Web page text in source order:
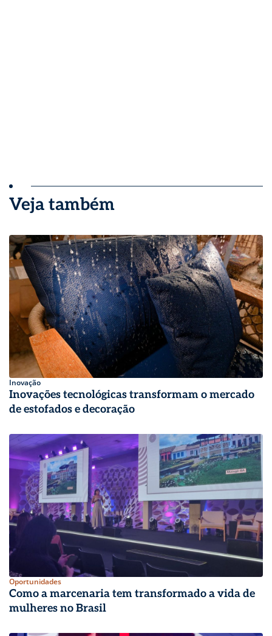
Veja também
Inovação
Inovações tecnológicas transformam o mercado
de estofados e decoração
Oportunidades
Como a marcenaria tem transformado a vida de
mulheres no Brasil